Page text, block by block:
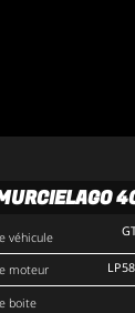
véhicule
moteur
boite